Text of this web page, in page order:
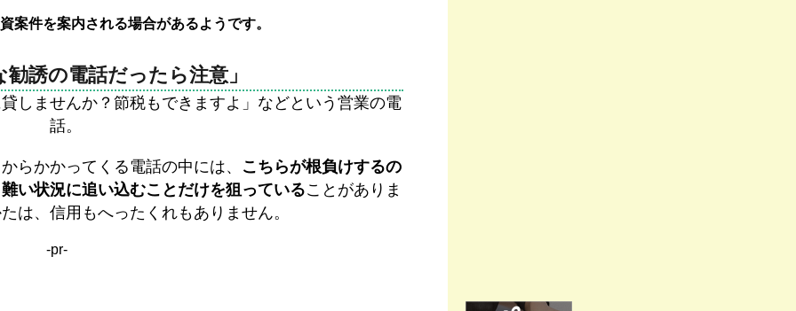
案件を案内される場合があるようです。
誘の電話だったら注意」
しませんか？節税もできますよ」などという営業の電
話。
らかかってくる電話の中には、 こちらが根負けするの
い状況に追い込むことだけを狙っていることがありま
は、信用もへったくれもありません。
-pr-